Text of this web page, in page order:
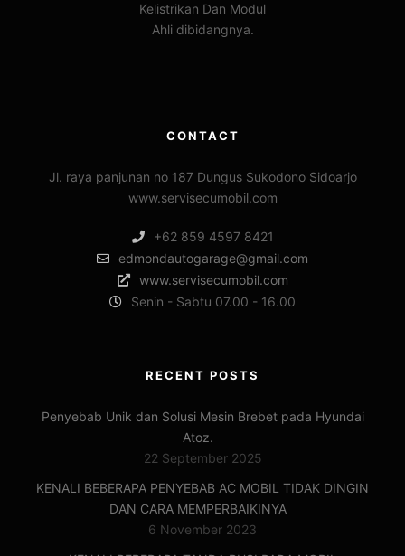
Kelistrikan Dan Modul
Ahli dibidangnya.
CONTACT
Jl. raya panjunan no 187 Dungus Sukodono Sidoarjo
www.servisecumobil.com
+62 859 4597 8421
edmondautogarage@gmail.com
www.servisecumobil.com
Senin - Sabtu 07.00 - 16.00
RECENT POSTS
Penyebab Unik dan Solusi Mesin Brebet pada Hyundai
Atoz.
22 September 2025
KENALI BEBERAPA PENYEBAB AC MOBIL TIDAK DINGIN
DAN CARA MEMPERBAIKINYA
6 November 2023